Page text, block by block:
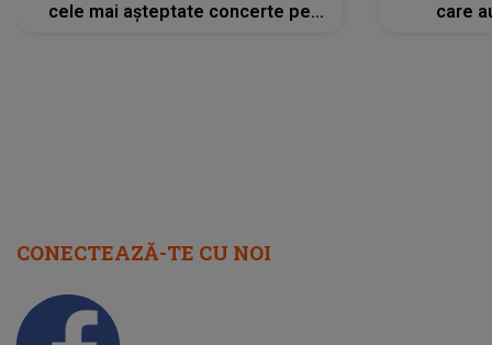
cele mai așteptate concerte pe
care
CONECTEAZĂ-TE CU NOI